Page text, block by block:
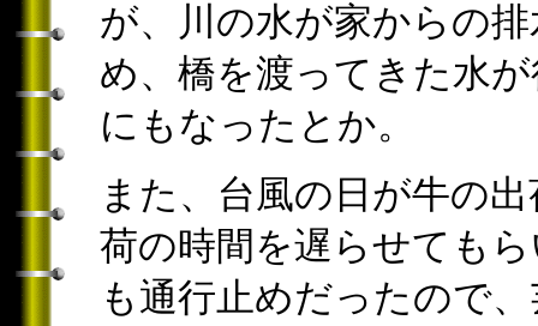
が、川の水が家からの
め、橋を渡ってきた水
にもなったとか。
また、台風の日が牛の
荷の時間を遅らせても
も通行止めだったので